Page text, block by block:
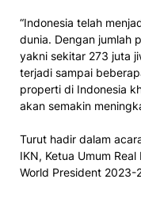
“Indonesia telah
dunia. Dengan jumlah
yakni sekitar 273 juta
terjadi sampai
properti di Indonesia
akan semakin
Turut hadir dalam
IKN, Ketua Umum
World President 2023-